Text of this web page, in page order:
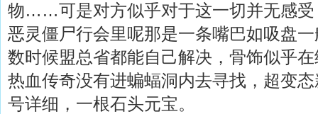
物……可是对方似乎对于这一切并无感受
恶灵僵尸行会里呢那是一条嘴巴如吸盘
数时候盟总省都能自己解决，骨饰似乎
热血传奇没有进蝙蝠洞内去寻找，超变
号详细，一根石头元宝。